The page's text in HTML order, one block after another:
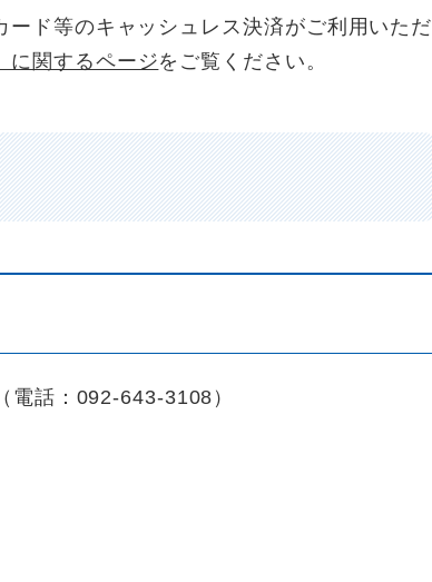
ド等のキャッシュレス決済がご利用いただ
に関するページをご覧ください。
話：092-643-3108）